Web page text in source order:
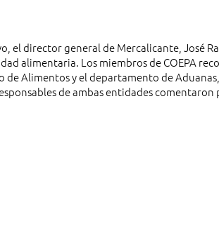
el director general de Mercalicante, José
alimentaria. Los miembros de COEPA
de Alimentos y el departamento de
de ambas entidades comentaron